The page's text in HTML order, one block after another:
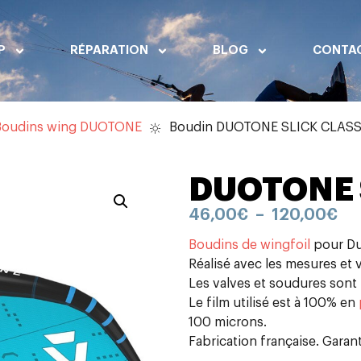
RÉPARATION BLOG
wing DUOTONE Boudin DUOTONE SLICK
46,00€ – 120,00€
Boudins de wingfoil
pour
Réalisé avec les mesures et
Les valves et soudures
Le film utilisé est à 100% en
100 microns.
Fabrication française.